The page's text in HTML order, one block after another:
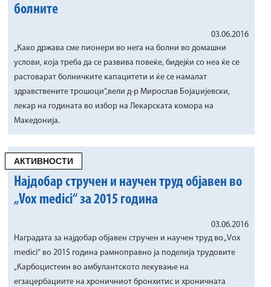
болните
03.06.2016
„Како држава сме пионери во нега на болни во домашни
услови, која треба да се развива повеќе, бидејќи со неа ќе се
растоварат болничките капацитети и ќе се намалат
здравствените трошоци“,вели д-р Мирослав Бојаџијевски,
лекар на годината во избор на Лекарската комора на
Македонија.
АКТИВНОСТИ
Најдобар стручен и научен труд објавен во
„Vox medici“ за 2015 година
03.06.2016
Наградата за најдобар објавен стручен и научен труд во „Vox
medici“ во 2015 година рамноправно ја поделија трудовите
„Карбоцистеин во амбулантското лекување на
егзацербациите на хроничниот бронхитис и хроничната